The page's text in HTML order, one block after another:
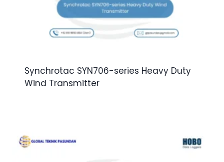
Synchrotac SYN706-series Heavy Duty
Wind Transmitter